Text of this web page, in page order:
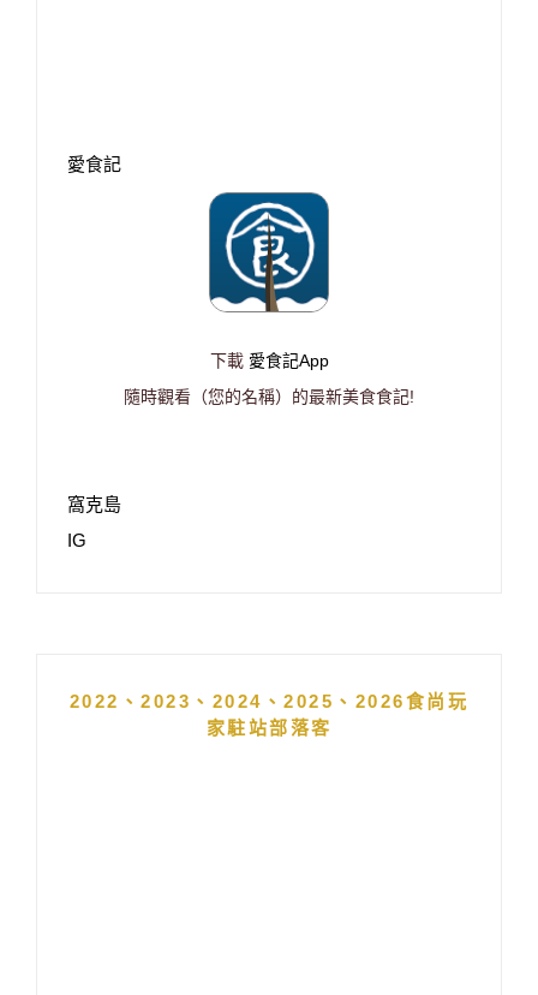
愛食記
下載 愛食記App
隨時觀看（您的名稱）的最新美食食記!
窩克島
IG
2022、2023、2024、2025、2026食尚玩
家駐站部落客